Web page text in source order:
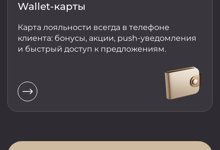
Wallet-карты
Карта лояльности всегда в телефоне
клиента: бонусы, акции, push-уведомления
и быстрый доступ к предложениям.